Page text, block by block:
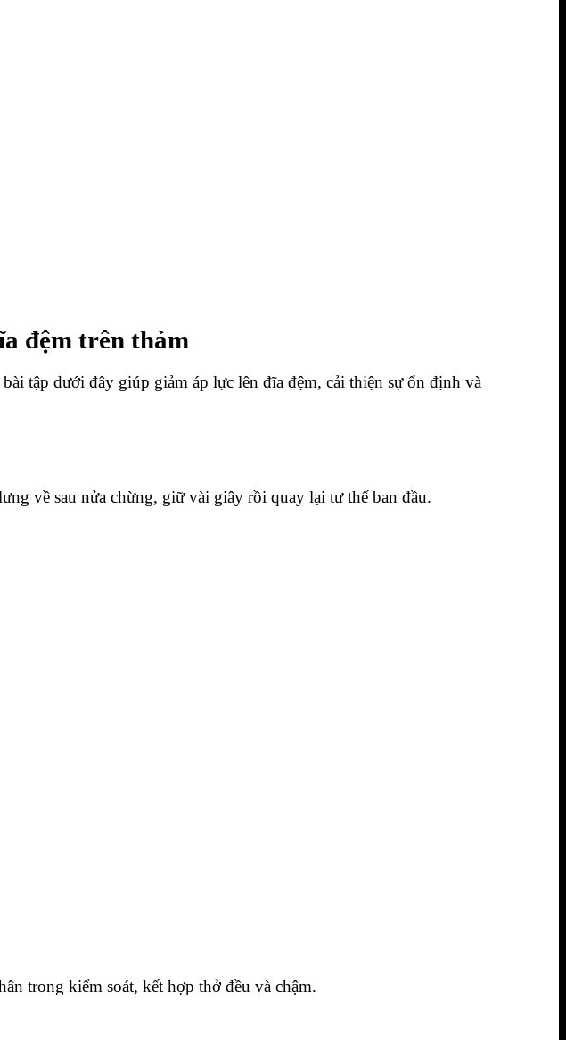
đệm trên thảm
tập dưới đây giúp giảm áp lực lên đĩa đệm, cải thiện sự ổn định và
về sau nửa chừng, giữ vài giây rồi quay lại tư thế ban đầu.
trong kiểm soát, kết hợp thở đều và chậm.